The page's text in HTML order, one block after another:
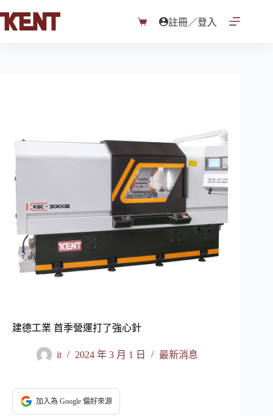
購
註冊／登入
建德工業 首季營運打了強心針
it 2024 年 3 月 1 日 最新消息
加入為 Google 偏好來源